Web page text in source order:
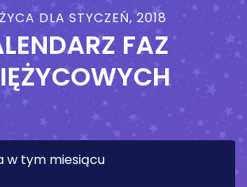
DLA STYCZEŃ, 2018
FAZ
w tym miesiącu